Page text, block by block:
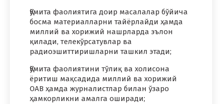
Қўмита фаолиятига доир масалалар бўйича
босма материалларни тайёрлайди ҳамда
миллий ва хорижий нашрларда эълон
қилади, телекўрсатувлар ва
радиоэшиттиришларни ташкил этади;
Қўмита фаолиятини тўлиқ ва холисона
ёритиш мақсадида миллий ва хорижий
ОАВ ҳамда журналистлар билан ўзаро
ҳамкорликни амалга оширади;